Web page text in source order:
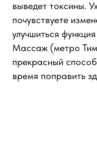
выведет токсины.
почувствуете
улучшиться
Массаж (метро
прекрасный
время поправить